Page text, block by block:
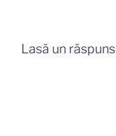
Lasă un răspuns